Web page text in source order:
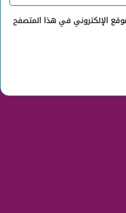
الإلكتروني في هذا المتصفح